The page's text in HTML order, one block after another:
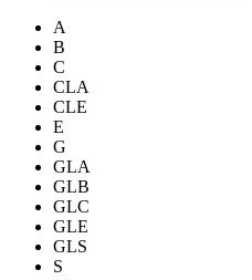
A
B
C
CLA
CLE
E
G
GLA
GLB
GLC
GLE
GLS
S